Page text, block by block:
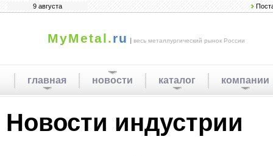
9 августа
MyMetal.ru | весь металлургический рынок России
главная новости каталог компании
Новости индустрии